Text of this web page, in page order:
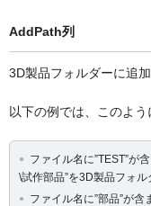
AddPath列
3D製品フォルダーに追
以下の例では、このよう
ファイル名に”TEST”が
\試作部品”を3D製品フォ
ファイル名に”部品”が